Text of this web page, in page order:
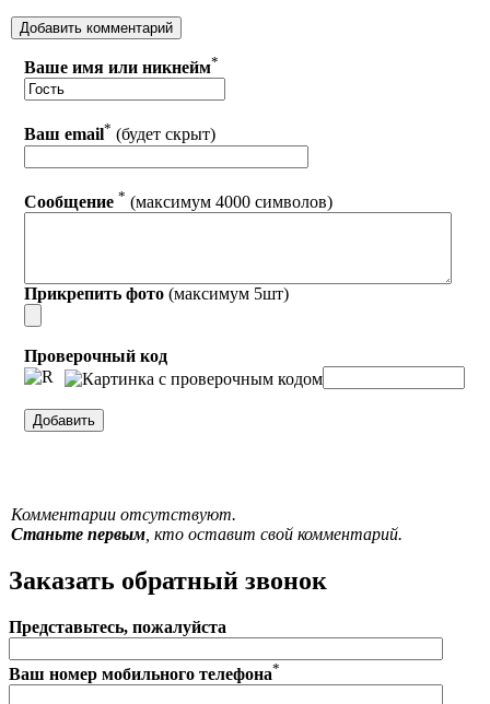
Ваше имя или никнейм*
Ваш email* (будет скрыт)
Сообщение * (максимум 4000 символов)
Прикрепить фото (максимум 5шт)
Проверочный код
Комментарии отсутствуют.
Станьте первым, кто оставит свой комментарий.
Заказать обратный звонок
Представьтесь, пожалуйста
Ваш номер мобильного телефона*